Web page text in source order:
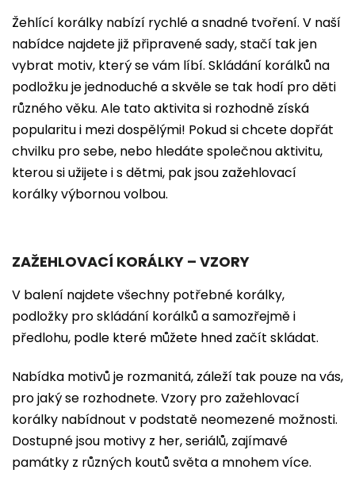
Žehlící korálky nabízí rychlé a snadné tvoření. V naší
nabídce najdete již připravené sady, stačí tak jen
vybrat motiv, který se vám líbí. Skládání korálků na
podložku je jednoduché a skvěle se tak hodí pro děti
různého věku. Ale tato aktivita si rozhodně získá
popularitu i mezi dospělými! Pokud si chcete dopřát
chvilku pro sebe, nebo hledáte společnou aktivitu,
kterou si užijete i s dětmi, pak jsou zažehlovací
korálky výbornou volbou.
ZAŽEHLOVACÍ KORÁLKY – VZORY
V balení najdete všechny potřebné korálky,
podložky pro skládání korálků a samozřejmě i
předlohu, podle které můžete hned začít skládat.
Nabídka motivů je rozmanitá, záleží tak pouze na vás,
pro jaký se rozhodnete. Vzory pro zažehlovací
korálky nabídnout v podstatě neomezené možnosti.
Dostupné jsou motivy z her, seriálů, zajímavé
památky z různých koutů světa a mnohem více.